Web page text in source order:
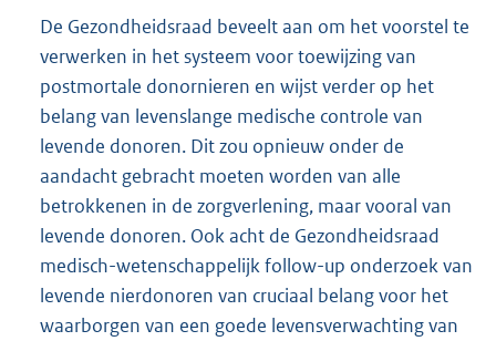
De Gezondheidsraad beveelt aan om het voorstel te
verwerken in het systeem voor toewijzing van
postmortale donornieren en wijst verder op het
belang van levenslange medische controle van
levende donoren. Dit zou opnieuw onder de
aandacht gebracht moeten worden van alle
betrokkenen in de zorgverlening, maar vooral van
levende donoren. Ook acht de Gezondheidsraad
medisch-wetenschappelijk follow-up onderzoek van
levende nierdonoren van cruciaal belang voor het
waarborgen van een goede levensverwachting van